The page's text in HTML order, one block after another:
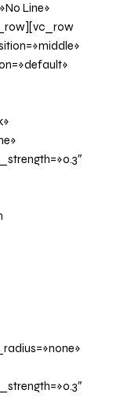
Line»